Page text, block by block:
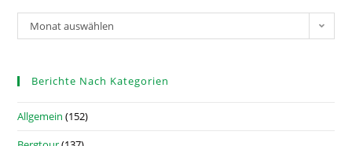
Monat auswählen
Berichte Nach Kategorien
Allgemein (152)